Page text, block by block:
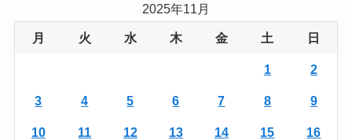
e
2025年11月
月 火 水 木 金 土 日
1 2
3 4 5 6 7 8 9
10 11 12 13 14 15 16